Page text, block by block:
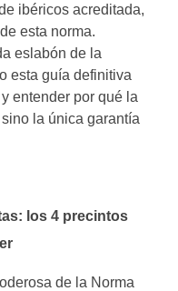
ibéricos acreditada,
esta norma.
eslabón de la
esta guía definitiva
entender por qué la
la única garantía
los 4 precintos
de la Norma